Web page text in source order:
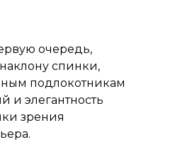
очередь,
спинки,
подлокотникам
и элегантность
зрения